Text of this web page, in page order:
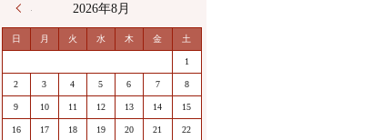
2026年8月
日 月 火 水 木 金 土
1
2 3 4 5 6 7 8
9 10 11 12 13 14 15
16 17 18 19 20 21 22